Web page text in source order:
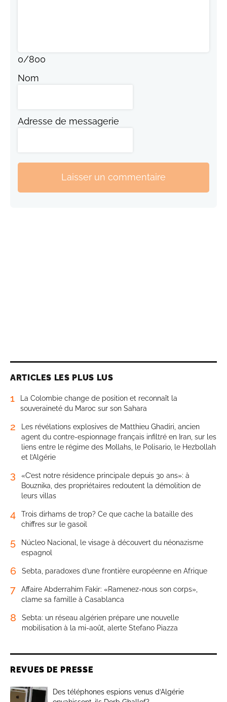
0/800
Nom
Adresse de messagerie
Laisser un commentaire
ARTICLES LES PLUS LUS
1
La Colombie change de position et reconnaît la
souveraineté du Maroc sur son Sahara
2
Les révélations explosives de Matthieu Ghadiri, ancien
agent du contre-espionnage français infiltré en Iran, sur les
liens entre le régime des Mollahs, le Polisario, le Hezbollah
et l’Algérie
3
«C’est notre résidence principale depuis 30 ans»: à
Bouznika, des propriétaires redoutent la démolition de
leurs villas
4
Trois dirhams de trop? Ce que cache la bataille des
chiffres sur le gasoil
5
Núcleo Nacional, le visage à découvert du néonazisme
espagnol
6 Sebta, paradoxes d’une frontière européenne en Afrique
7
Affaire Abderrahim Fakir: «Ramenez-nous son corps»,
clame sa famille à Casablanca
8
Sebta: un réseau algérien prépare une nouvelle
mobilisation à la mi-août, alerte Stefano Piazza
REVUES DE PRESSE
Des téléphones espions venus d’Algérie